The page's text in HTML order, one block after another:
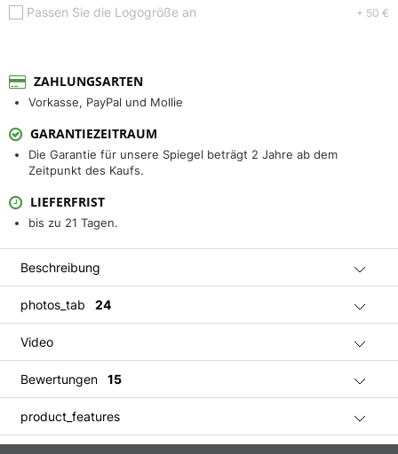
Passen Sie die Logogröße an + 50 €
ZAHLUNGSARTEN
Vorkasse, PayPal und Mollie
GARANTIEZEITRAUM
Die Garantie für unsere Spiegel beträgt 2 Jahre ab dem
Zeitpunkt des Kaufs.
LIEFERFRIST
bis zu 21 Tagen.
Beschreibung
photos_tab 24
Video
Bewertungen 15
product_features